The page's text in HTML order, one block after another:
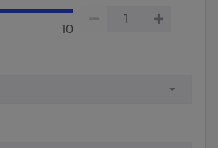
10